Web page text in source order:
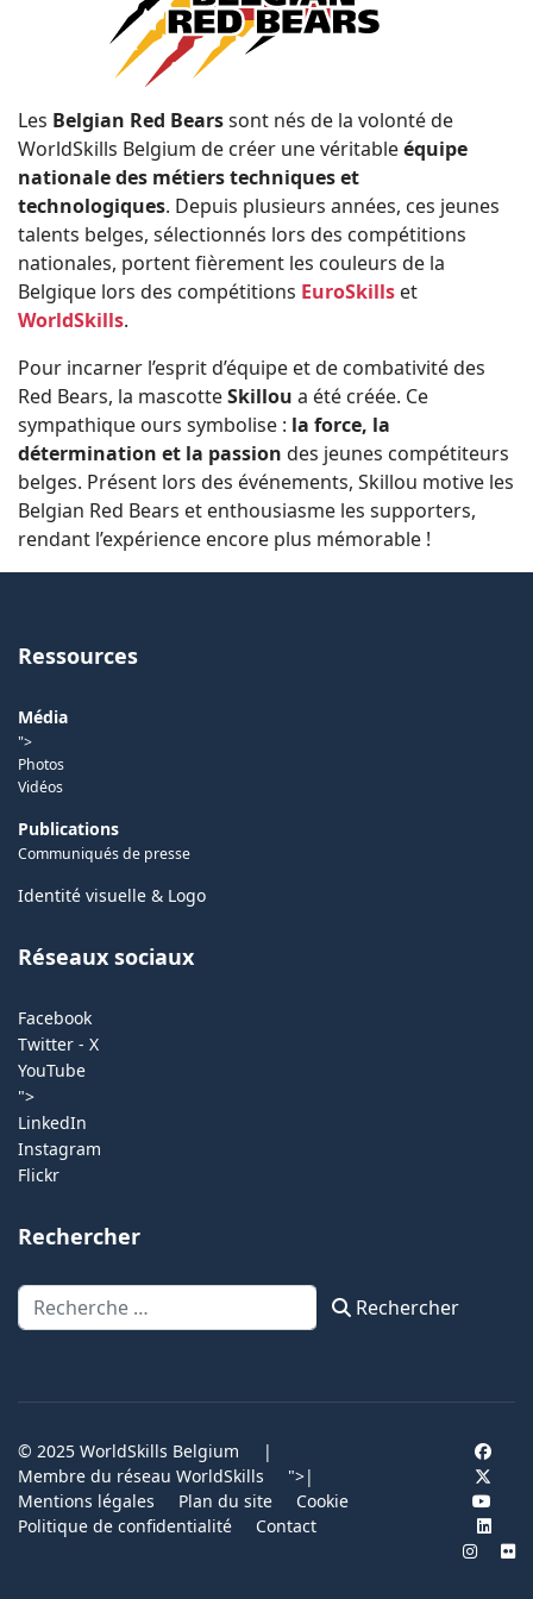
Les Belgian Red Bearssont nés de la volonté de
WorldSkills Belgium de créer une véritableéquipe
nationale des métiers techniques et
technologiques. Depuis plusieurs années, ces jeunes
talents belges, sélectionnés lors des compétitions
nationales, portent fièrement les couleurs de la
Belgique lors des compétitions EuroSkills et
WorldSkills.
Pour incarner l’esprit d’équipe et de combativité des
Red Bears, la mascotteSkillou a été créée. Ce
sympathique ours symbolise : la force, la
détermination et la passion des jeunes compétiteurs
belges. Présent lors des événements, Skillou motive les
Belgian Red Bears et enthousiasme les supporters,
rendant l’expérience encore plus mémorable !
Ressources
Média
">
Photos
Vidéos
Publications
Communiqués de presse
Identité visuelle & Logo
Réseaux sociaux
Facebook
Twitter - X
YouTube
">
LinkedIn
Instagram
Flickr
Rechercher
Rechercher Rechercher
© 2025 WorldSkills Belgium
|
Membre du réseau WorldSkills
">|
Mentions légales
Plan du site
Cookie
Politique de confidentialité
Contact